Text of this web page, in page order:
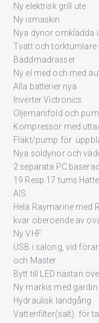
Ny elektrisk grill ute
Ny ismaskin
Nya dynor omklädda
Tvätt och torktumlare
Bäddmadrasser
Ny el med och med
Alla batterier nya
Inverter Victronics
Oljemanifold och
Kompressor med
Fläkt/pump för
Nya soldynor och
2 separata PC
19 Resp 17 tums
AIS
Hela Raymarine med
kvar oberoende av
Ny VHF
USB i salong, vid
och Master
Bytt till LED nästan
Ny markis med gardin
Hydraulisk landgång
Vattenfilter(salt) för